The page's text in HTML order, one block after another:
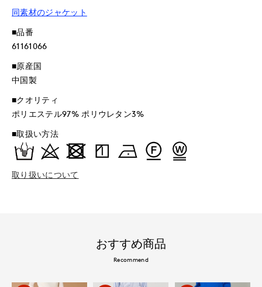
同素材のジャケット
■品番
61161066
■原産国
中国製
■クオリティ
ポリエステル97% ポリウレタン3%
■取扱い方法
取り扱いについて
おすすめ商品
Recommend